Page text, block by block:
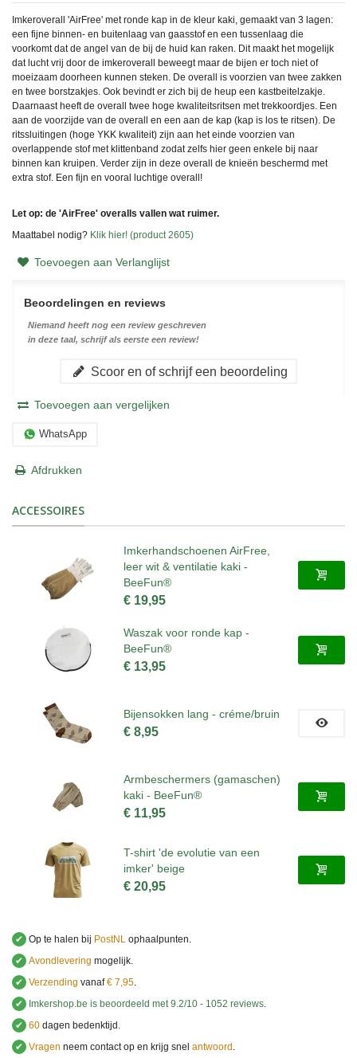
Imkeroverall 'AirFree' met ronde kap in de kleur kaki, gemaakt van 3 lagen:
een fijne binnen- en buitenlaag van gaasstof en een tussenlaag die
voorkomt dat de angel van de bij de huid kan raken. Dit maakt het mogelijk
dat lucht vrij door de imkeroverall beweegt maar de bijen er toch niet of
moeizaam doorheen kunnen steken. De overall is voorzien van twee zakken
en twee borstzakjes. Ook bevindt er zich bij de heup een kastbeitelzakje.
Daarnaast heeft de overall twee hoge kwaliteitsritsen met trekkoordjes. Een
aan de voorzijde van de overall en een aan de kap (kap is los te ritsen). De
ritssluitingen (hoge YKK kwaliteit) zijn aan het einde voorzien van
overlappende stof met klittenband zodat zelfs hier geen enkele bij naar
binnen kan kruipen. Verder zijn in deze overall de knieën beschermd met
extra stof. Een fijn en vooral luchtige overall!
Let op: de 'AirFree' overalls vallen wat ruimer.
Maattabel nodig? Klik hier! (product 2605)
Toevoegen aan Verlanglijst
Beoordelingen en reviews
Niemand heeft nog een review geschreven
in deze taal, schrijf als eerste een review!
Scoor en of schrijf een beoordeling
Toevoegen aan vergelijken
WhatsApp
Afdrukken
ACCESSOIRES
Imkerhandschoenen AirFree,
leer wit & ventilatie kaki -
BeeFun®
€ 19,95
Waszak voor ronde kap -
BeeFun®
€ 13,95
Bijensokken lang - créme/bruin
€ 8,95
Armbeschermers (gamaschen)
kaki - BeeFun®
€ 11,95
T-shirt 'de evolutie van een
imker' beige
€ 20,95
✔ Op te halen bij PostNL ophaalpunten.
✔ Avondlevering mogelijk.
✔ Verzending vanaf€ 7,95
✔
Imkershop.be is beoordeeld met 9.2/10 - 1052 reviews
✔ 60 dagen bedenktijd.
✔ Vragen neem contact op en krijg snel antwoord